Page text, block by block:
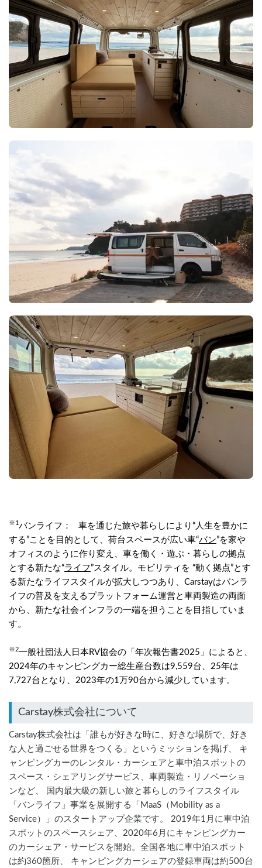
※1 バンライフ：   車を通じた旅や暮らしにより“人生を豊かに
する”ことを目的として、荷台スペースが広い車“バン”を家や
オフィスのように作り変え、車を働く・遊ぶ・暮らしの拠点
とする新たな“ライフ ”スタイル。モビリティを “動く拠点”とす
る新たなライフスタイルが拡大しつつあり、Carstayはバンラ
イフの普及を支えるプラットフォーム運営と車両製造の両面
から、新たな社会インフラの一端を担うことを目指していま
す。
※2一般社団法人日本RV協会の「年次報告書2025」によると、
2024年のキャンピングカー総生産台数は9,559台、25年は
7,727台となり、2023年の1万90台から減少しています。
Carstay株式会社について
Carstay株式会社は「誰もが好きな時に、好きな場所で、好き
な人と過ごせる世界をつくる」というミッションを掲げ、 キ
ャンピングカーのレンタル・カーシェアと車中泊スポットの
スペース・シェアリングサービス、車両製造・リノベーショ
ンなど、 国内最大級の新しい旅と暮らしのライフスタイル
「バンライフ」事業を展開する「MaaS（Mobility as a
Service）」のスタートアップ企業です。 2019年1月に車中泊
スポットのスペースシェア、2020年6月にキャンピングカー
のカーシェア・サービスを開始。全国各地に車中泊スポット
は約360箇所、 キャンピングカーシェアの登録車両は約500台